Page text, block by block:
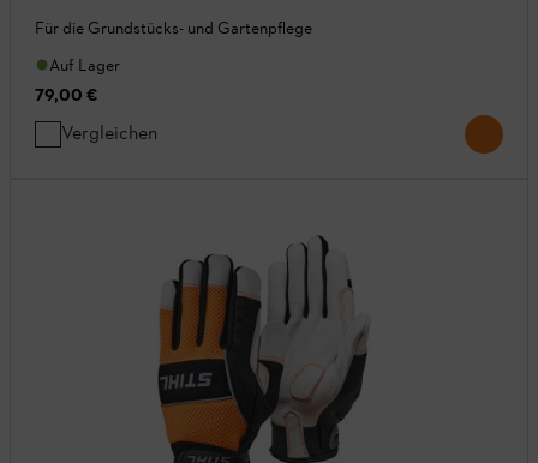
Für die Grundstücks- und Gartenpflege
Auf Lager
79,00 €
Vergleichen